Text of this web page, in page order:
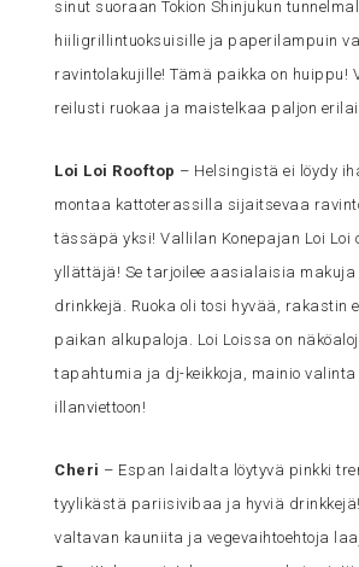
sinut suoraan Tokion Shinjukun
hiiligrillintuoksuisille ja paperilampuin
ravintolakujille! Tämä paikka on huippu!
reilusti ruokaa ja maistelkaa paljon
Loi Loi Rooftop – Helsingistä ei löydy
montaa kattoterassilla sijaitsevaa
tässäpä yksi! Vallilan Konepajan Loi Loi
yllättäjä! Se tarjoilee aasialaisia makuja
drinkkejä. Ruoka oli tosi hyvää, rakastin
paikan alkupaloja. Loi Loissa on
tapahtumia ja dj-keikkoja, mainio
illanviettoon!
Cheri – Espan laidalta löytyvä pinkki
tyylikästä pariisivibaa ja hyviä
valtavan kauniita ja vegevaihtoehtoja